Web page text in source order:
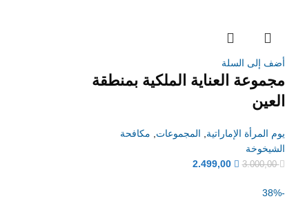
أضف إلى السلة
مجموعة العناية الملكية بمنطقة
العين
يوم المرأة الإماراتية المجموعات
مكافحة
الشيخوخة
3.000,00
2.499,00
-38%